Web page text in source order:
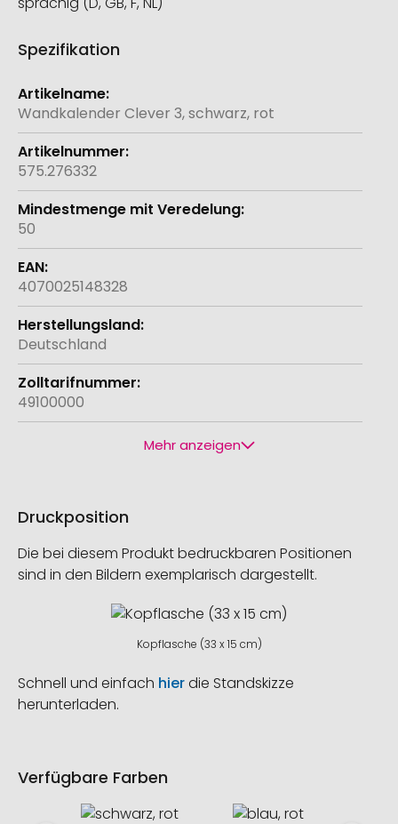
Spezifikation
Weitere
Informationen
Wandkalender Clever 3, schwarz, rot
575.276332
50
4070025148328
Deutschland
49100000
Mehr anzeigen
Druckposition
Die bei diesem Produkt bedruckbaren Positionen
sind in den Bildern exemplarisch dargestellt.
Kopflasche (33 x 15 cm)
Schnell und einfach hierdie Standskizze
herunterladen.
Verfügbare Farben